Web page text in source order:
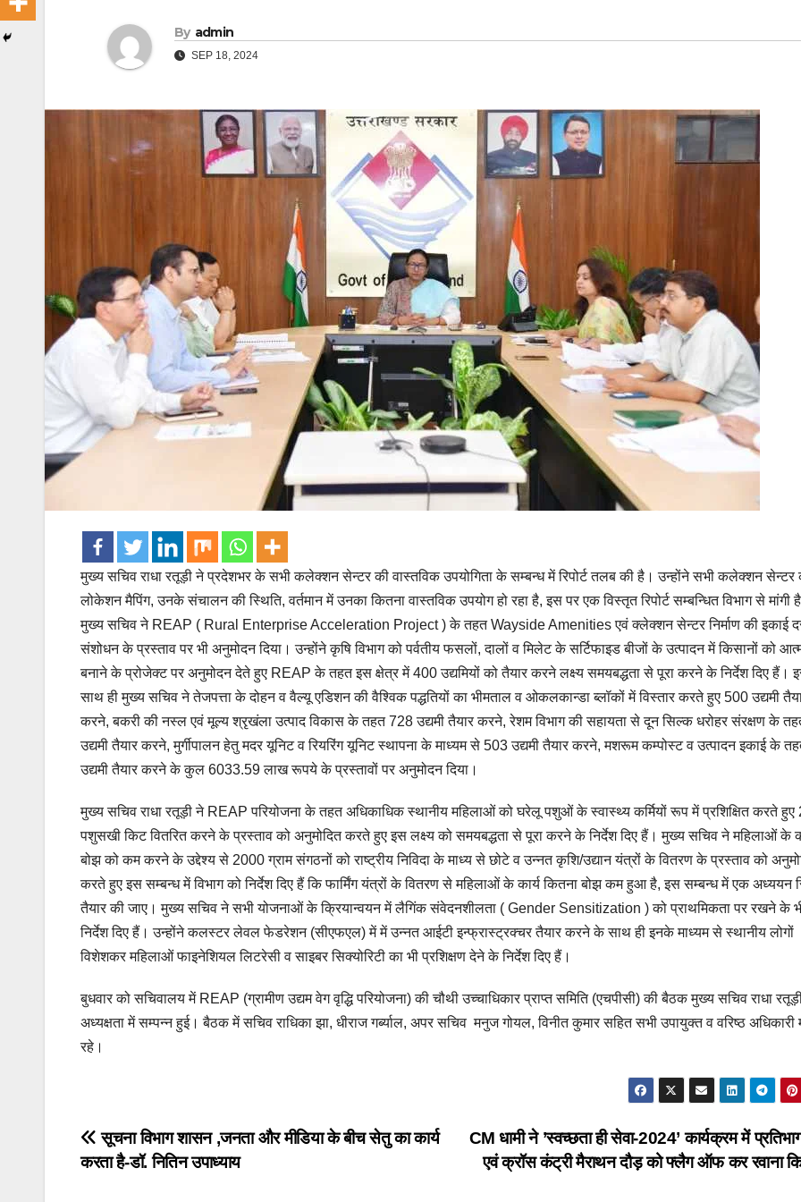
By admin
SEP 18, 2024
मुख्य सचिव राधा रतूड़ी ने प्रदेशभर के सभी कलेक्शन सेन्टर की वास्तविक उपयोगिता के सम्बन्ध में रिपोर्ट तलब की है। उन्होंने सभी कलेक्शन सेन्टर
लोकेशन मैपिंग, उनके संचालन की स्थिति, वर्तमान में उनका कितना वास्तविक उपयोग हो रहा है, इस पर एक विस्तृत रिपोर्ट सम्बन्धित विभाग से मांगी
मुख्य सचिव ने REAP ( Rural Enterprise Acceleration Project ) के तहत Wayside Amenities एवं क्लेक्शन सेन्टर निर्माण की इकाई
संशोधन के प्रस्ताव पर भी अनुमोदन दिया। उन्होंने कृषि विभाग को पर्वतीय फसलों, दालों व मिलेट के सर्टिफाइड बीजों के उत्पादन में किसानों को
बनाने के प्रोजेक्ट पर अनुमोदन देते हुए REAP के तहत इस क्षेत्र में 400 उद्यमियों को तैयार करने लक्ष्य समयबद्धता से पूरा करने के निर्देश दिए हैं।
साथ ही मुख्य सचिव ने तेजपत्ता के दोहन व वैल्यू एडिशन की वैश्विक पद्धतियों का भीमताल व ओकलकान्डा ब्लॉकों में विस्तार करते हुए 500 उद्यमी
करने, बकरी की नस्ल एवं मूल्य श्रृखंला उत्पाद विकास के तहत 728 उद्यमी तैयार करने, रेशम विभाग की सहायता से दून सिल्क धरोहर संरक्षण के
उद्यमी तैयार करने, मुर्गीपालन हेतु मदर यूनिट व रियरिंग यूनिट स्थापना के माध्यम से 503 उद्यमी तैयार करने, मशरूम कम्पोस्ट व उत्पादन इकाई के
उद्यमी तैयार करने के कुल 6033.59 लाख रूपये के प्रस्तावों पर अनुमोदन दिया।
मुख्य सचिव राधा रतूड़ी ने REAP परियोजना के तहत अधिकाधिक स्थानीय महिलाओं को घरेलू पशुओं के स्वास्थ्य कर्मियों रूप में प्रशिक्षित करते
पशुसखी किट वितरित करने के प्रस्ताव को अनुमोदित करते हुए इस लक्ष्य को समयबद्धता से पूरा करने के निर्देश दिए हैं। मुख्य सचिव ने महिलाओं के
बोझ को कम करने के उद्देश्य से 2000 ग्राम संगठनों को राष्ट्रीय निविदा के माध्य से छोटे व उन्नत कृशि/उद्यान यंत्रों के वितरण के प्रस्ताव को
करते हुए इस सम्बन्ध में विभाग को निर्देश दिए हैं कि फार्मिंग यंत्रों के वितरण से महिलाओं के कार्य कितना बोझ कम हुआ है, इस सम्बन्ध में एक अध्ययन
तैयार की जाए। मुख्य सचिव ने सभी योजनाओं के क्रियान्वयन में लैगिंक संवेदनशीलता ( Gender Sensitization ) को प्राथमिकता पर रखने के
निर्देश दिए हैं। उन्होंने कलस्टर लेवल फेडरेशन (सीएफएल) में में उन्नत आईटी इन्फ्रास्ट्रक्चर तैयार करने के साथ ही इनके माध्यम से स्थानीय लोगों
विशेशकर महिलाओं फाइनेशियल लिटरेसी व साइबर सिक्योरिटी का भी प्रशिक्षण देने के निर्देश दिए हैं।
बुधवार को सचिवालय में REAP (ग्रामीण उद्यम वेग वृद्धि परियोजना) की चौथी उच्चाधिकार प्राप्त समिति (एचपीसी) की बैठक मुख्य सचिव राधा
अध्यक्षता में सम्पन्न हुई। बैठक में सचिव राधिका झा, धीराज गर्ब्याल, अपर सचिव मनुज गोयल, विनीत कुमार सहित सभी उपायुक्त व वरिष्ठ अधिकारी
रहे।
Post
navigation
CM धामी ने ’स्वच्छता ही सेवा-2024’ कार्यक्रम में
एवं क्रॉस कंट्री मैराथन दौड़ को फ्लैग ऑफ कर रवाना
सूचना विभाग शासन ,जनता और मीडिया के बीच सेतु का कार्य
करता है-डॉ. नितिन उपाध्याय